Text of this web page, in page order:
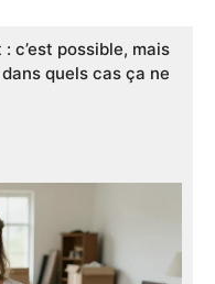
c’est possible, mais
quels cas ça ne